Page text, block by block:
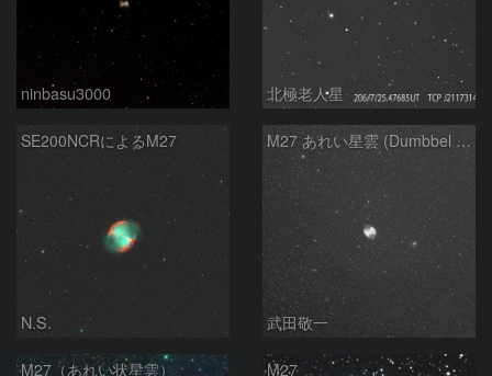
ninbasu3000 北極老人星
SE200NCRによるM27
N.S.
M27 あれい星雲 (Dumbbel Nebura/Apple Core Nebula)
武田敬一
M27（あれい状星雲） M27